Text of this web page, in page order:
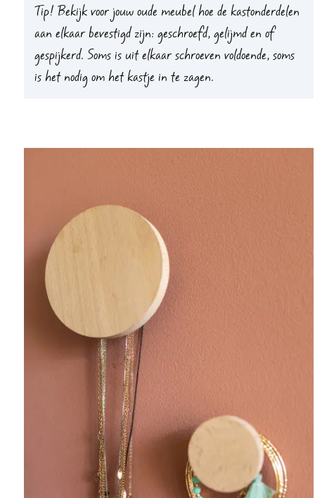
Tip! Bekijk voor jouw oude meubel hoe de kastonderdelen
aan elkaar bevestigd zijn: geschroefd, gelijmd en of
gespijkerd. Soms is uit elkaar schroeven voldoende, soms
is het nodig om het kastje in te zagen.